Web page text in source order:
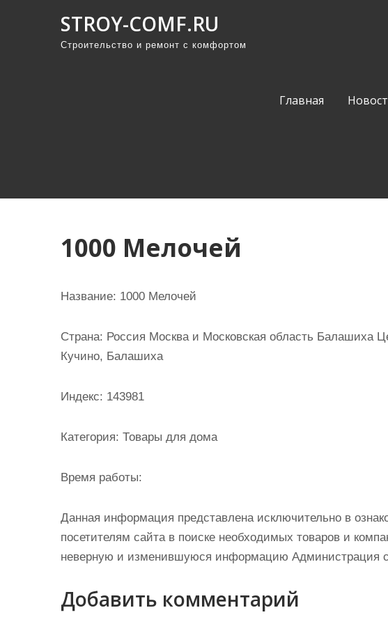
STROY-COMF.RU
Строительство и ремонт с комфортом
Главная
1000 Мелочей
Название: 1000 Мелочей
Страна: Россия Москва и Московская область Балашиха
Кучино, Балашиха
Индекс: 143981
Категория: Товары для дома
Время работы:
Данная информация представлена исключительно в
посетителям сайта в поиске необходимых товаров и
неверную и изменившуюся информацию Администрация
Добавить комментарий